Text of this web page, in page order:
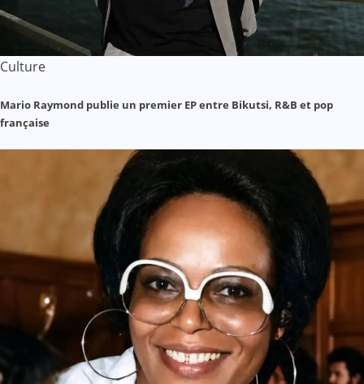
Culture
Mario Raymond publie un premier EP entre Bikutsi, R&B et pop
française